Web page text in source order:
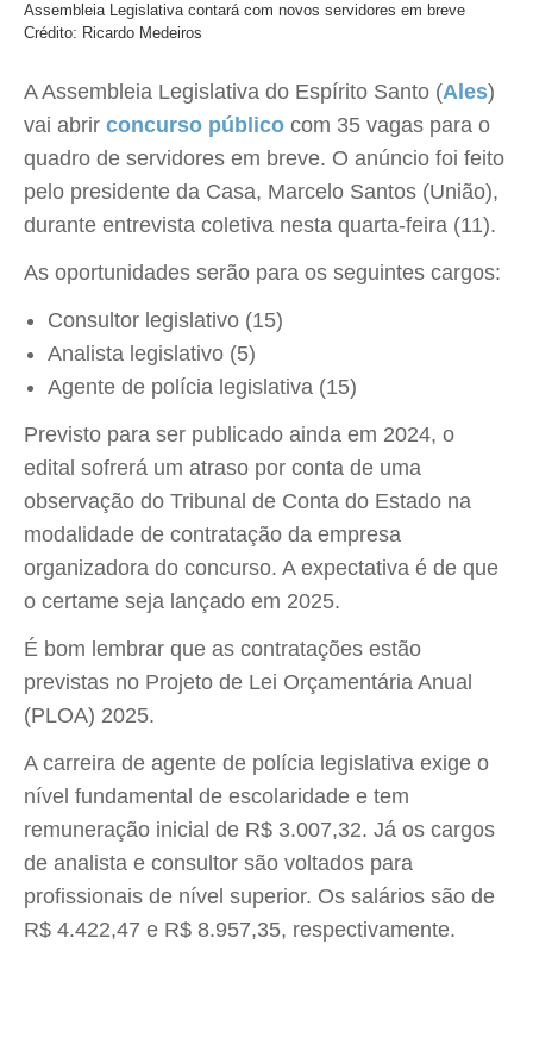
Assembleia Legislativa contará com novos servidores em breve
Crédito: Ricardo Medeiros
A Assembleia Legislativa do Espírito Santo (Ales)
vai abrir concurso público com 35 vagas para o
quadro de servidores em breve. O anúncio foi feito
pelo presidente da Casa, Marcelo Santos (União),
durante entrevista coletiva nesta quarta-feira (11).
As oportunidades serão para os seguintes cargos:
Consultor legislativo (15)
Analista legislativo (5)
Agente de polícia legislativa (15)
Previsto para ser publicado ainda em 2024, o
edital sofrerá um atraso por conta de uma
observação do Tribunal de Conta do Estado na
modalidade de contratação da empresa
organizadora do concurso. A expectativa é de que
o certame seja lançado em 2025.
É bom lembrar que as contratações estão
previstas no Projeto de Lei Orçamentária Anual
(PLOA) 2025.
A carreira de agente de polícia legislativa exige o
nível fundamental de escolaridade e tem
remuneração inicial de R$ 3.007,32. Já os cargos
de analista e consultor são voltados para
profissionais de nível superior. Os salários são de
R$ 4.422,47 e R$ 8.957,35, respectivamente.